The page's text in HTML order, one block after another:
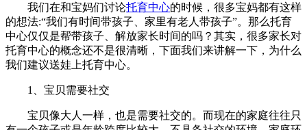
我们在和宝妈们讨论托育中心的时候，很多宝妈都有这样
的想法:“我们有时间带孩子、家里有老人带孩子”。那么托育
中心仅仅是帮带孩子、解放家长时间的吗？其实，很多家长对
托育中心的概念还不是很清晰，下面我们来讲解一下，为什么
我们建议送娃上托育中心。
1、宝贝需要社交
宝贝像大人一样，也是需要社交的。而现在的家庭往往只